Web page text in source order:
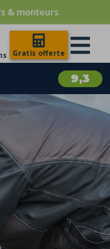
& monteurs
Gratis offerte
9,3